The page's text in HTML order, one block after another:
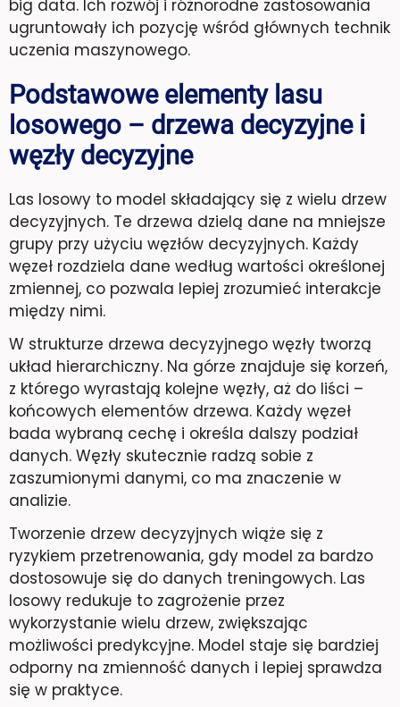
big data. Ich rozwój i różnorodne zastosowania
ugruntowały ich pozycję wśród głównych technik
uczenia maszynowego.
Podstawowe elementy lasu
losowego – drzewa decyzyjne i
węzły decyzyjne
Las losowy to model składający się z wielu drzew
decyzyjnych. Te drzewa dzielą dane na mniejsze
grupy przy użyciu węzłów decyzyjnych. Każdy
węzeł rozdziela dane według wartości określonej
zmiennej, co pozwala lepiej zrozumieć interakcje
między nimi.
W strukturze drzewa decyzyjnego węzły tworzą
układ hierarchiczny. Na górze znajduje się korzeń,
z którego wyrastają kolejne węzły, aż do liści –
końcowych elementów drzewa. Każdy węzeł
bada wybraną cechę i określa dalszy podział
danych. Węzły skutecznie radzą sobie z
zaszumionymi danymi, co ma znaczenie w
analizie.
Tworzenie drzew decyzyjnych wiąże się z
ryzykiem przetrenowania, gdy model za bardzo
dostosowuje się do danych treningowych. Las
losowy redukuje to zagrożenie przez
wykorzystanie wielu drzew, zwiększając
możliwości predykcyjne. Model staje się bardziej
odporny na zmienność danych i lepiej sprawdza
się w praktyce.